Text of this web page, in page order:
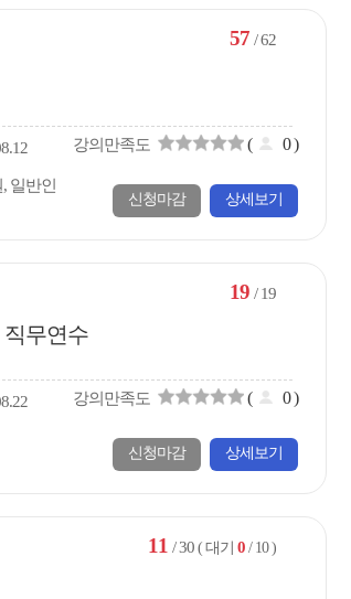
일반인
강의만족도 ( 0)
57 / 62
신청마감 상세보기
무연수
강의만족도 ( 0)
19 / 19
신청마감 상세보기
11 / 30 ( 대기 0 / 10 )